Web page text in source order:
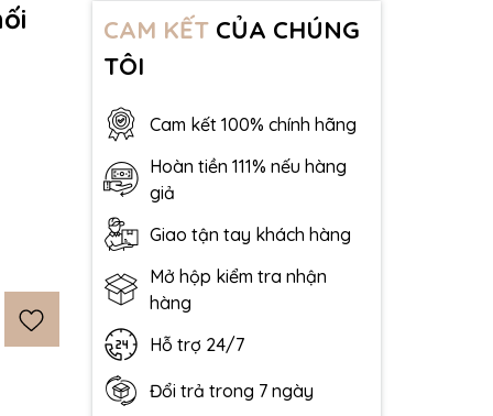
CAM KẾTCỦA CHÚNG
TÔI
Cam kết 100% chính hãng
Hoàn tiền 111% nếu hàng
giả
Giao tận tay khách hàng
Mở hộp kiểm tra nhận
hàng
Hỗ trợ 24/7
Đổi trả trong 7 ngày